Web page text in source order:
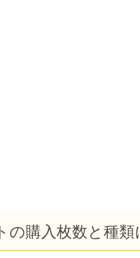
の購入枚数と種類